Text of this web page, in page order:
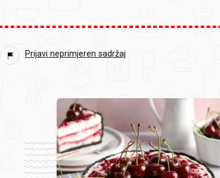
Prijavi neprimjeren sadržaj